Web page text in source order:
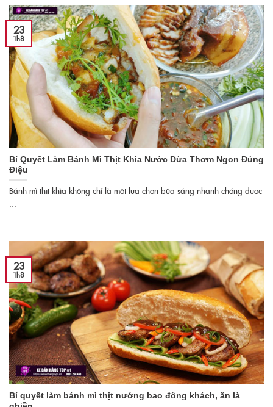
Bí Quyết Làm Bánh Mì Thịt Khìa Nước Dừa Thơm Ngon Đúng
Điệu
Bánh mì thịt khìa không chỉ là một lựa chọn bữa sáng nhanh chóng được
...
23
Th8
Bí quyết làm bánh mì thịt nướng bao đông khách, ăn là
23
Th8